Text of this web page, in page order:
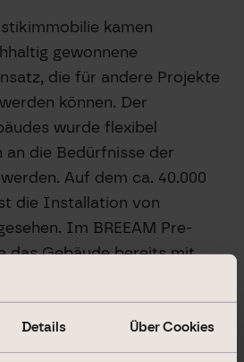
Details Über Cookies
kamen
gewonnene
die für andere Projekte
können. Der
wurde flexibel
an die Bedürfnisse der
Auf dem ca. 40.000
die Installation von
Im BREEAM Pre-
das Gebäude bereits mit
ist eine Fondsimmobilie